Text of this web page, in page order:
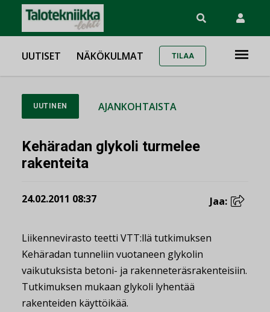
UUTISET NÄKÖKULMAT TILAA
UUTINEN AJANKOHTAISTA
Kehäradan glykoli turmelee
rakenteita
24.02.2011 08:37 Jaa:
Liikennevirasto teetti VTT:llä tutkimuksen
Kehäradan tunneliin vuotaneen glykolin
vaikutuksista betoni- ja rakenneteräsrakenteisiin.
Tutkimuksen mukaan glykoli lyhentää
rakenteiden käyttöikää.